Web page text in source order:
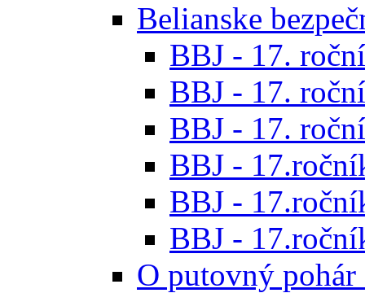
Belianske
BBJ - 17.
BBJ - 17.
BBJ - 17.
BBJ -
BBJ -
BBJ -
O putovný